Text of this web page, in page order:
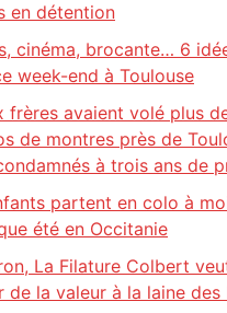
en détention
cinéma, brocante… 6
week-end à Toulouse
frères avaient volé plus
de montres près de
à trois ans de
partent en colo à
été en Occitanie
La Filature Colbert
de la valeur à la laine des